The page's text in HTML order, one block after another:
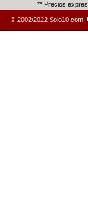
** Precios
© 2002/2022 Solo10.com